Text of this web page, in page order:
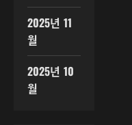
2025년 11
월
2025년 10
월